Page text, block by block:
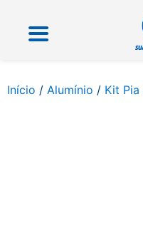
Início / Alumínio / Kit Pia